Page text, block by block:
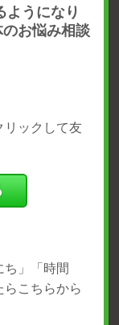
ようになり
お悩み相談
リックして友
ち」「時間
ら こちらから